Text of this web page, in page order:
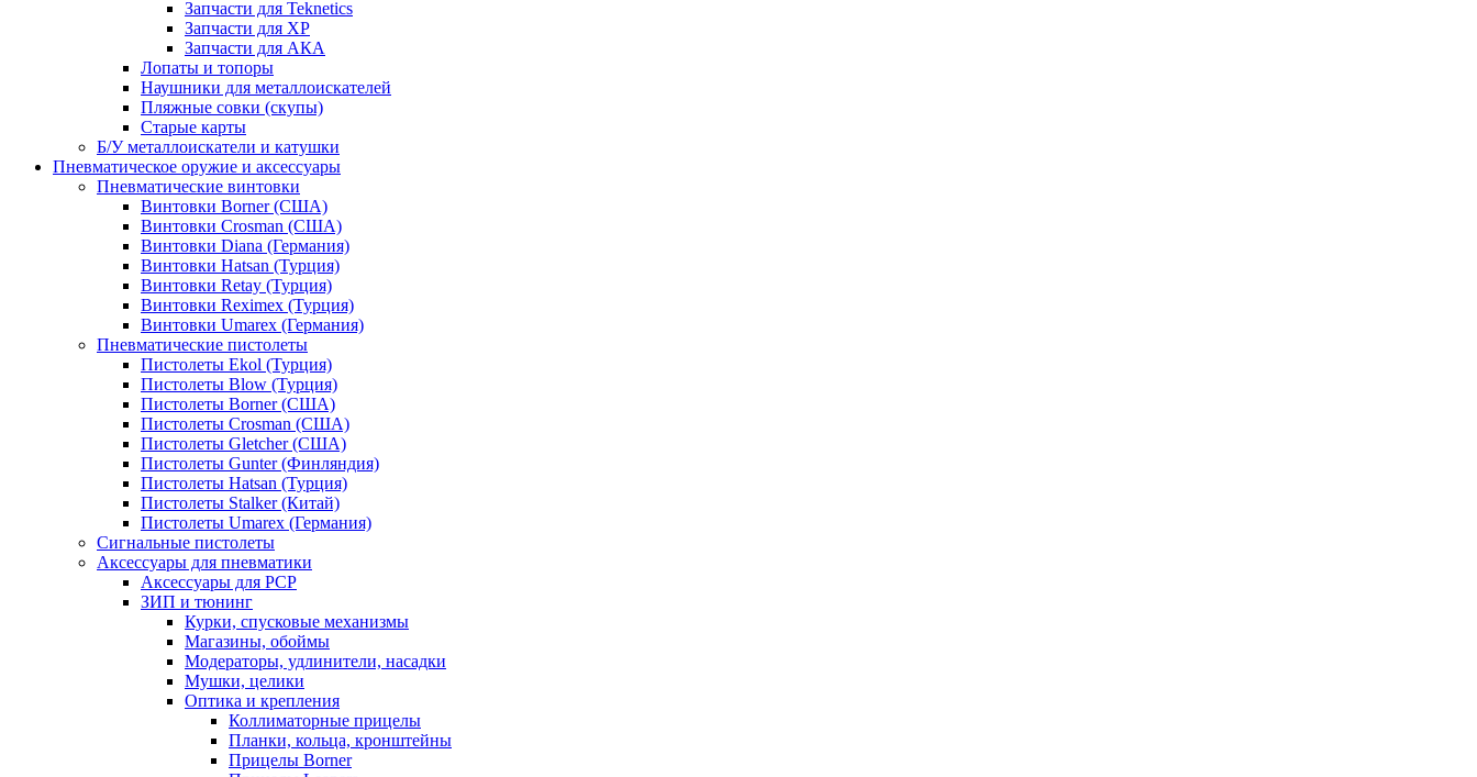
Запчасти для Teknetics
Запчасти для XP
Запчасти для АКА
Лопаты и топоры
Наушники для металлоискателей
Пляжные совки (скупы)
Старые карты
Б/У металлоискатели и катушки
Пневматическое оружие и аксессуары
Пневматические винтовки
Винтовки Borner (США)
Винтовки Crosman (США)
Винтовки Diana (Германия)
Винтовки Hatsan (Турция)
Винтовки Retay (Турция)
Винтовки Reximex (Турция)
Винтовки Umarex (Германия)
Пневматические пистолеты
Пистолеты Ekol (Турция)
Пистолеты Blow (Турция)
Пистолеты Borner (США)
Пистолеты Crosman (США)
Пистолеты Gletcher (США)
Пистолеты Gunter (Финляндия)
Пистолеты Hatsan (Турция)
Пистолеты Stalker (Китай)
Пистолеты Umarex (Германия)
Сигнальные пистолеты
Аксессуары для пневматики
Аксессуары для PCP
ЗИП и тюнинг
Курки, спусковые механизмы
Магазины, обоймы
Модераторы, удлинители, насадки
Мушки, целики
Оптика и крепления
Коллиматорные прицелы
Планки, кольца, кронштейны
Прицелы Borner